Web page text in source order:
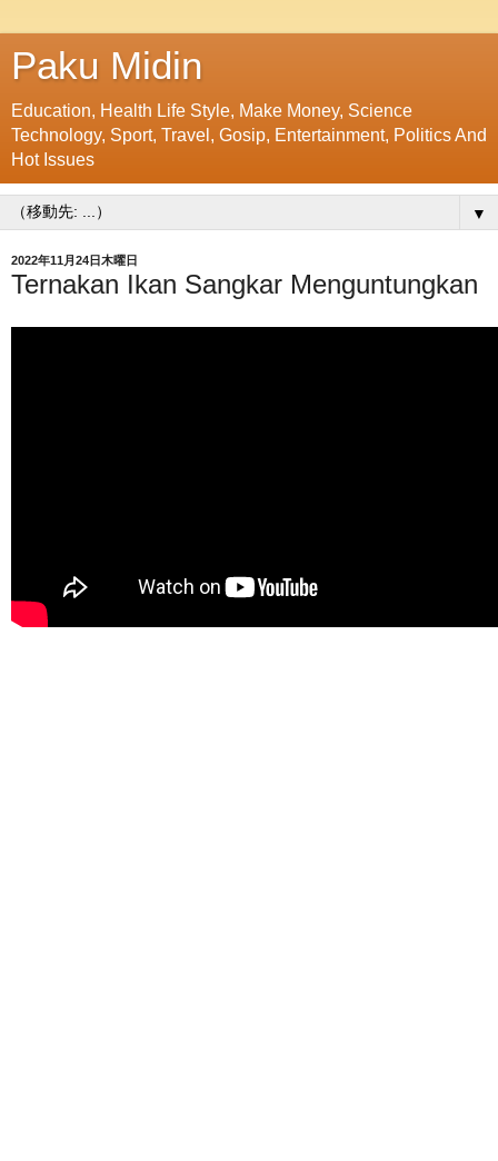
Paku Midin
Education, Health Life Style, Make Money, Science
Technology, Sport, Travel, Gosip, Entertainment, Politics And
Hot Issues
▼
2022年11月24日木曜日
Ternakan Ikan Sangkar Menguntungkan